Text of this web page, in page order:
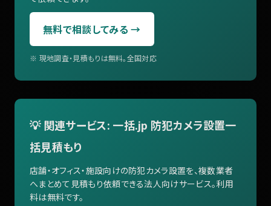
無料で相談してみる →
※ 現地調査・見積もりは無料。全国対応
💡 関連サービス: 一括.jp 防犯カメラ設置一
括見積もり
店舗・オフィス・施設向けの防犯カメラ設置を、複数業者
へまとめて見積もり依頼できる法人向けサービス。利用
料は無料です。